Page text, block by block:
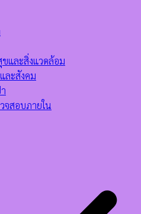
และสิ่งแวดล้อม
ละสังคม
จสอบภายใน